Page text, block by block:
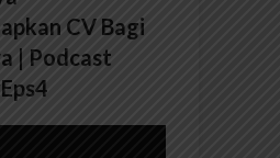
CV Bagi
| Podcast